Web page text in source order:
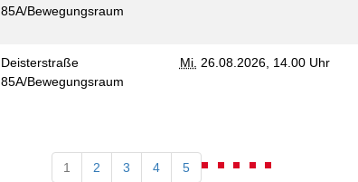
85A/Bewegungsraum
Deisterstraße
85A/Bewegungsraum
Mi. 26.08.2026, 14.00 Uhr
1 2 3 4 5